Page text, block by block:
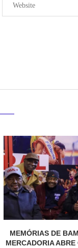
MEMÓRIAS DE
MERCADORIA